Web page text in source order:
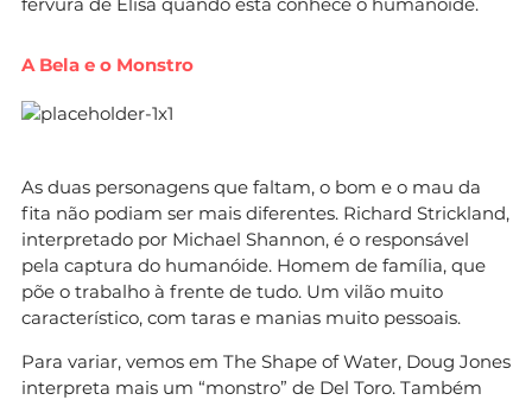
A Bela e o Monstro
As duas personagens que faltam, o bom e o mau da
fita não podiam ser mais diferentes. Richard Strickland,
interpretado por Michael Shannon, é o responsável
pela captura do humanóide. Homem de família, que
põe o trabalho à frente de tudo. Um vilão muito
característico, com taras e manias muito pessoais.
Para variar, vemos em The Shape of Water, Doug Jones
interpreta mais um “monstro” de Del Toro. Também